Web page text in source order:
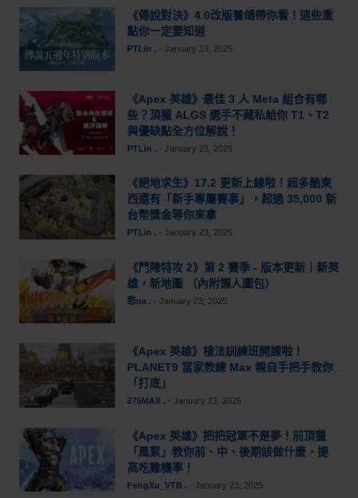
《傳說對決》4.0改版養鴿帶你看！這些重
點你一定要知道
PTLin . - January 23, 2025
《Apex 英雄》最佳 3 人 Meta 組合有哪
些？頂獵 ALGS 選手不藏私給你 T1、T2
與優缺點全方位解說！
PTLin . - January 23, 2025
《絕地求生》17.2 更新上線啦！超多酷東
西還有「新手專屬賽事」，超過 35,000 新
台幣獎金等你來拿
PTLin . - January 23, 2025
《鬥陣特攻 2》第 2 賽季 - 版本更新｜新英
雄，新地圖 （內附懶人圖包）
憨na . - January 23, 2025
《Apex 英雄》槍法訓練班開課啦！
PLANET9 當家教練 Max 親自手把手教你
「打底」
275MAX . - January 23, 2025
《Apex 英雄》把把冠軍不是夢！前頂獵
「風絮」教你前、中、後期該做什麼，提
高吃雞機率！
FengXu_VTB . - January 23, 2025